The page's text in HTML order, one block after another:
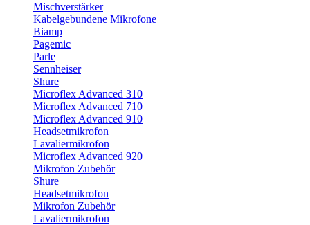
Mischverstärker
Kabelgebundene Mikrofone
Biamp
Pagemic
Parle
Sennheiser
Shure
Microflex Advanced 310
Microflex Advanced 710
Microflex Advanced 910
Headsetmikrofon
Lavaliermikrofon
Microflex Advanced 920
Mikrofon Zubehör
Shure
Headsetmikrofon
Mikrofon Zubehör
Lavaliermikrofon